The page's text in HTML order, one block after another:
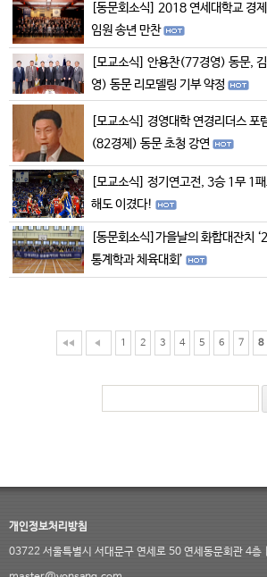
[동문회소식] 2018 연세대학교 경
임원 송년 만찬
[모교소식] 안용찬(77경영) 동문,
영) 동문 리모델링 기부 약정
[모교소식] 경영대학 연경리더스 포
(82경제) 동문 초청 강연
[모교소식] 정기연고전, 3승 1무 1
해도 이겼다!
[동문회소식]가을날의 화합대잔치
통계학과 체육대회’
1 2 3 4 5 6 7 8
개인정보처리방침
03722 서울특별시 서대문구 연세로 50 연세동문회관 4층 |